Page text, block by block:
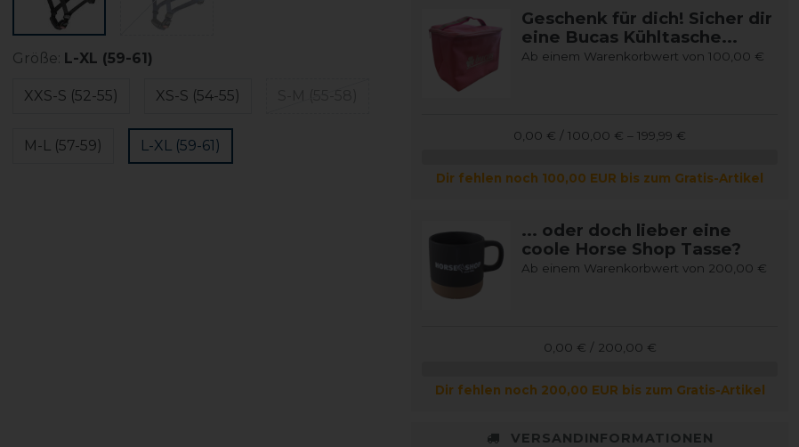
Größe: L-XL (59-61)
XXS-S (52-55) XS-S (54-55)
M-L (57-59) L-XL (59-61)
Geschenk für dich! Sicher dir
eine Bucas Kühltasche...
Ab einem Warenkorbwert von 100,00 €
0,00 € / 100,00 € – 199,99 €
Dir fehlen noch 100,00 EUR bis zum Gratis-Artikel
... oder doch lieber eine
coole Horse Shop Tasse?
Ab einem Warenkorbwert von 200,00 €
0,00 € / 200,00 €
Dir fehlen noch 200,00 EUR bis zum Gratis-Artikel
VERSANDINFORMATIONEN